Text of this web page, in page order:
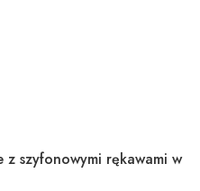
z szyfonowymi rękawami w